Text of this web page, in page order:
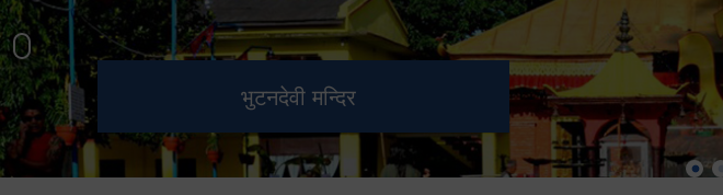
भुटनदेवी मन्दिर
स्मारक
हेटौंडा उपमहानगरपालिका नगर
कार्यपालिकाको कार्यालय
मनकामना डाँडाबाट देखिएको दृश्य